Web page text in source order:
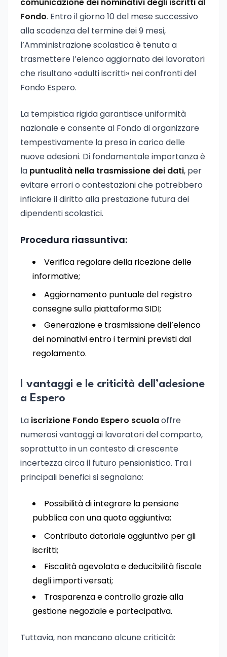
Fondo. Entro il giorno 10 del mese successivo
alla scadenza del termine dei 9 mesi,
l’Amministrazione scolastica è tenuta a
trasmettere l’elenco aggiornato dei lavoratori
che risultano «adulti iscritti» nei confronti del
Fondo Espero.
La tempistica rigida garantisce uniformità
nazionale e consente al Fondo di organizzare
tempestivamente la presa in carico delle
nuove adesioni. Di fondamentale importanza è
la puntualità nella trasmissione dei dati, per
evitare errori o contestazioni che potrebbero
inficiare il diritto alla prestazione futura dei
dipendenti scolastici.
Procedura riassuntiva:
Verifica regolare della ricezione delle
informative;
Aggiornamento puntuale del registro
consegne sulla piattaforma SIDI;
Generazione e trasmissione dell’elenco
dei nominativi entro i termini previsti dal
regolamento.
I vantaggi e le criticità dell’adesione
a Espero
La iscrizione Fondo Espero scuolaoffre
numerosi vantaggi ai lavoratori del comparto,
soprattutto in un contesto di crescente
incertezza circa il futuro pensionistico. Tra i
principali benefici si segnalano:
Possibilità di integrare la pensione
pubblica con una quota aggiuntiva;
Contributo datoriale aggiuntivo per gli
iscritti;
Fiscalità agevolata e deducibilità fiscale
degli importi versati;
Trasparenza e controllo grazie alla
gestione negoziale e partecipativa.
Tuttavia, non mancano alcune criticità: